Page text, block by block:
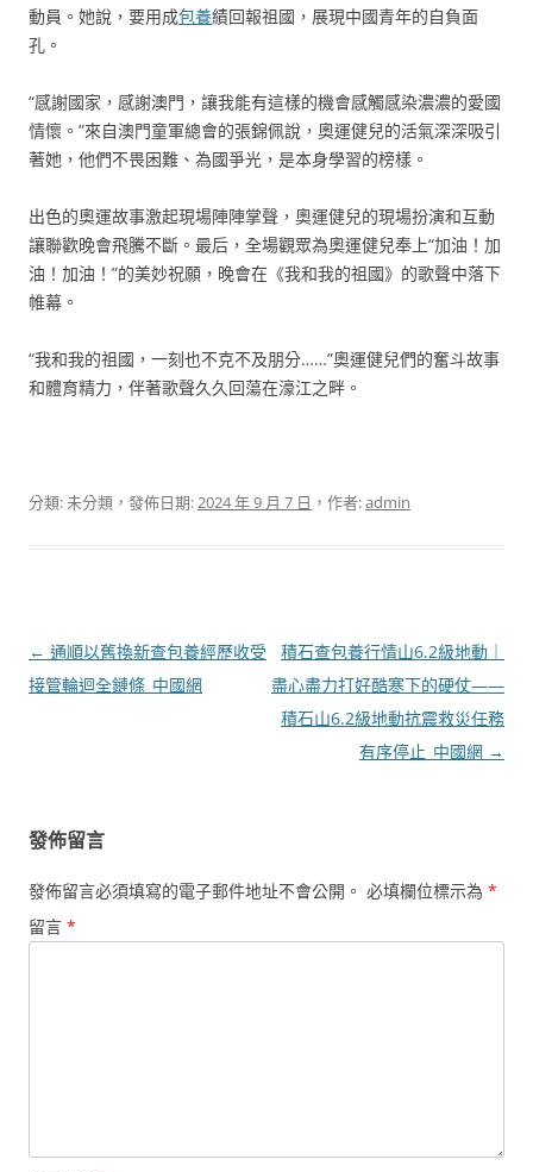
動員。她說，要用成包養績回報祖國，展現中國青年的自負面
孔。
“感謝國家，感謝澳門，讓我能有這樣的機會感觸感染濃濃的愛國
情懷。”來自澳門童軍總會的張錦佩說，奧運健兒的活氣深深吸引
著她，他們不畏困難、為國爭光，是本身學習的榜樣。
出色的奧運故事激起現場陣陣掌聲，奧運健兒的現場扮演和互動
讓聯歡晚會飛騰不斷。最后，全場觀眾為奧運健兒奉上“加油！加
油！加油！”的美妙祝願，晚會在《我和我的祖國》的歌聲中落下
帷幕。
“我和我的祖國，一刻也不克不及朋分……”奧運健兒們的奮斗故事
和體育精力，伴著歌聲久久回蕩在濠江之畔。
分類: 未分類，發佈日期:2024 年 9 月 7 日 ，作者:admin
文
章
← 通順以舊換新查包養經歷收受
接管輪迴全鏈條_中國網
積石查包養行情山6.2級地動｜
盡心盡力打好酷寒下的硬仗——
積石山6.2級地動抗震救災任務
有序停止_中國網 →
發佈留言
發佈留言必須填寫的電子郵件地址不會公開。 必填欄位標示為 *
留言 *